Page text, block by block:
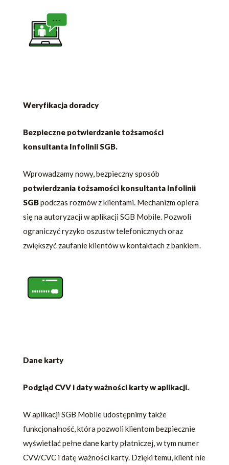
Weryfikacja doradcy
Bezpieczne potwierdzanie tożsamości
konsultanta Infolinii SGB.
Wprowadzamy nowy, bezpieczny sposób
potwierdzania tożsamości konsultanta Infolinii
SGBpodczas rozmów z klientami. Mechanizm opiera
się na autoryzacji w aplikacji SGB Mobile. Pozwoli
ograniczyć ryzyko oszustw telefonicznych oraz
zwiększyć zaufanie klientów w kontaktach z bankiem.
Dane karty
Podgląd CVV i daty ważności karty w aplikacji.
W aplikacji SGB Mobile udostępnimy także
funkcjonalność, która pozwoli klientom bezpiecznie
wyświetlać pełne dane karty płatniczej, w tym numer
CVV/CVC i datę ważności karty. Dzięki temu, klient nie